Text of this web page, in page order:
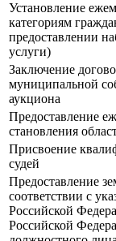
Установление
категориям
предоставлении
услуги)
Заключение
муниципальной
аукциона
Предоставление
становления
Присвоение
судей
Предоставление
соответствии с
Российской
Российской